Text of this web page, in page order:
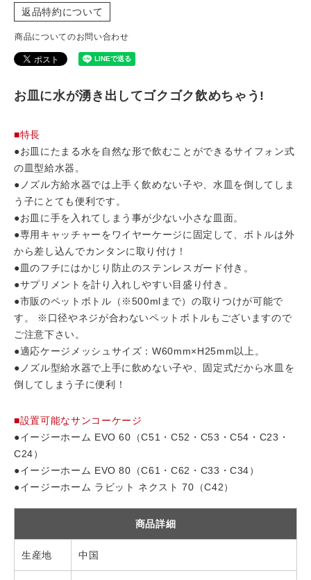
返品特約について
商品についてのお問い合わせ
お皿に水が湧き出してゴクゴク飲めちゃう!
■特長
●お皿にたまる水を自然な形で飲むことができるサイフォン式
の皿型給水器。
●ノズル方給水器では上手く飲めない子や、水皿を倒してしま
う子にとても便利です。
●お皿に手を入れてしまう事が少ない小さな皿面。
●専用キャッチャーをワイヤーケージに固定して、ボトルは外
から差し込んでカンタンに取り付け！
●皿のフチにはかじり防止のステンレスガード付き。
●サプリメントを計り入れしやすい目盛り付き。
●市販のペットボトル（※500mlまで）の取りつけが可能で
す。 ※口径やネジが合わないペットボトルもございますので
ご注意下さい。
●適応ケージメッシュサイズ：W60mm×H25mm以上。
●ノズル型給水器で上手に飲めない子や、固定式だから水皿を
倒してしまう子に便利！
■設置可能なサンコーケージ
●イージーホーム EVO 60（C51・C52・C53・C54・C23・
C24）
●イージーホーム EVO 80（C61・C62・C33・C34）
●イージーホーム ラビット ネクスト 70（C42）
商品詳細
生産地 中国